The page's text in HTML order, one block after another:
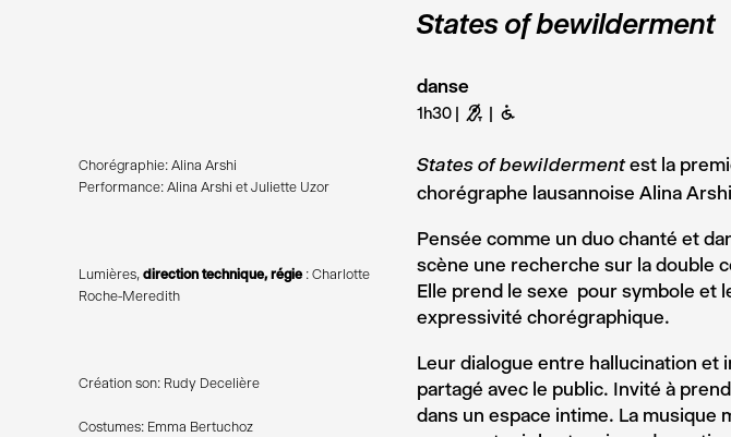
States of bewilderment
danse
1h30 G B
Chorégraphie: Alina Arshi
Performance: Alina Arshi et Juliette Uzor
Lumières, direction technique, régie: Charlotte
Roche-Meredith
Création son: Rudy Decelière
Costumes: Emma Bertuchoz
States of bewildermentest la
chorégraphe lausannoise Alina
Pensée comme un duo chanté et
scène une recherche sur la double
Elle prend le sexe pour symbole et
expressivité chorégraphique.
Leur dialogue entre hallucination et
partagé avec le public. Invité à
dans un espace intime. La musique